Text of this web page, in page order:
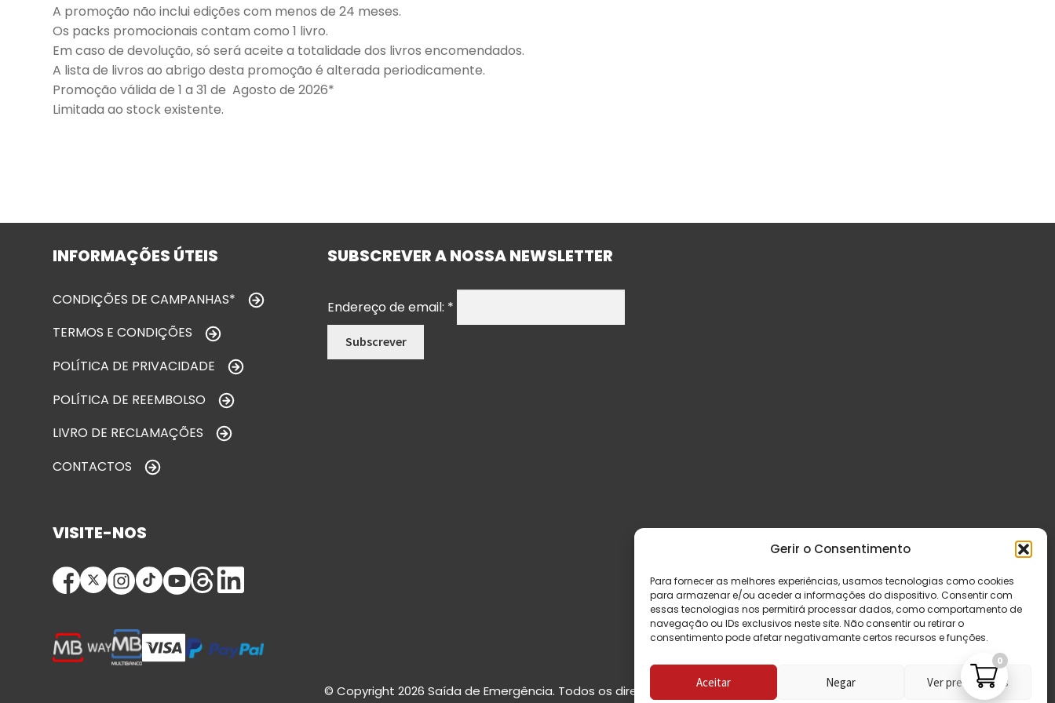
Gerir o Consentimento
Para fornecer as melhores experiências, usamos tecnologias como cookies
para armazenar e/ou aceder a informações do dispositivo. Consentir com
essas tecnologias nos permitirá processar dados, como comportamento de
navegação ou IDs exclusivos neste site. Não consentir ou retirar o
consentimento pode afetar negativamante certos recursos e funções.
Aceitar Negar Ver preferências
A promoção não inclui edições com menos de 24 meses.
Os packs promocionais contam como 1 livro.
Em caso de devolução, só será aceite a totalidade dos livros encomendados.
A lista de livros ao abrigo desta promoção é alterada periodicamente.
Promoção válida de 1 a 31 de Agosto de 2026*
Limitada ao stock existente.
INFORMAÇÕES ÚTEIS
CONDIÇÕES DE CAMPANHAS*
TERMOS E CONDIÇÕES
POLÍTICA DE PRIVACIDADE
POLÍTICA DE REEMBOLSO
LIVRO DE RECLAMAÇÕES
CONTACTOS
SUBSCREVER A NOSSA NEWSLETTER
Endereço de email: *
VISITE-NOS
© Copyright 2026 Saída de Emergência. Todos os direitos reservados.
0